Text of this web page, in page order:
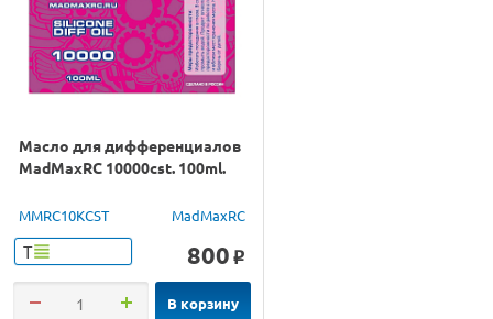
Масло для дифференциалов
MadMaxRC 10000cst. 100ml.
MMRC10KCST MadMaxRC
Т 800 o
В корзину